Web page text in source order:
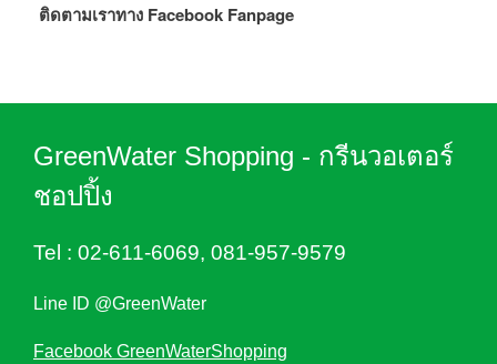
ติดตามเราทาง Facebook Fanpage
GreenWater Shopping - กรีนวอเตอร์
ชอปปิ้ง
Tel : 02-611-6069, 081-957-9579
Line ID @GreenWater
Facebook GreenWaterShopping